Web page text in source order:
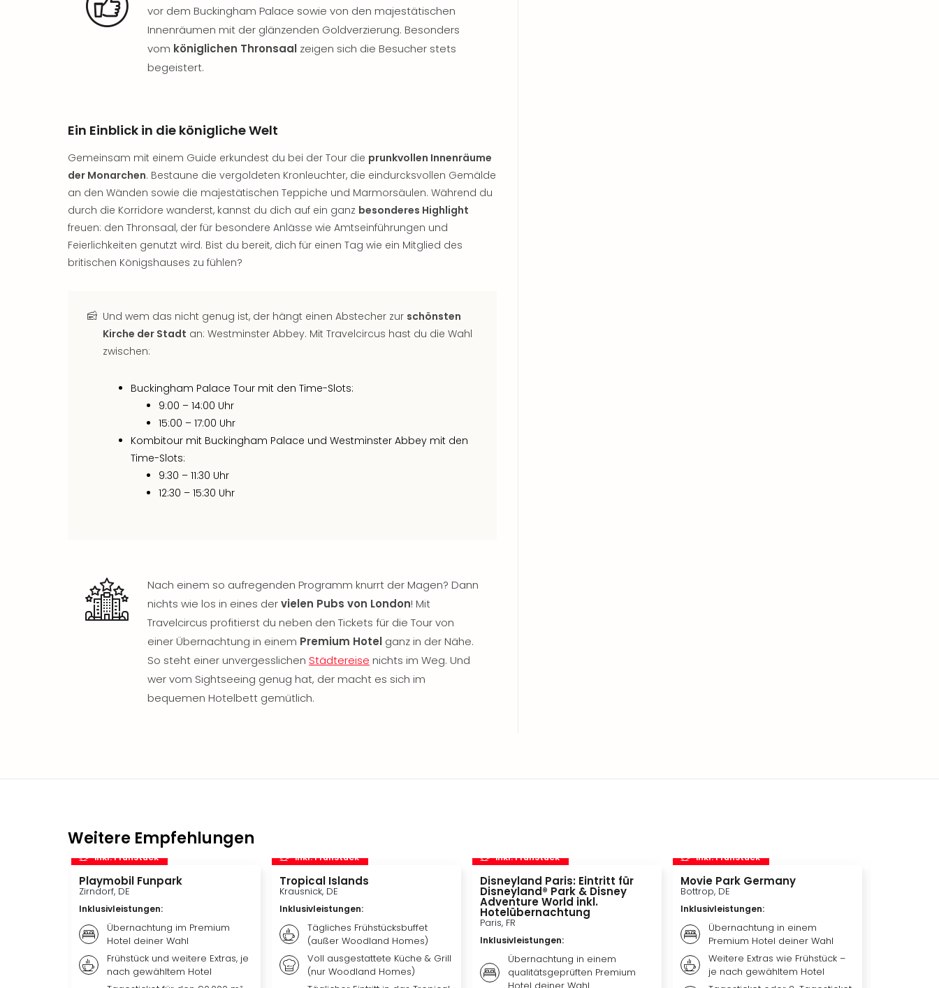
vor dem Buckingham Palace sowie von den majestätischen
Innenräumen mit der glänzenden Goldverzierung. Besonders
vom königlichen Thronsaal zeigen sich die Besucher stets
begeistert.
Ein Einblick in die königliche Welt
Gemeinsam mit einem Guide erkundest du bei der Tour die prunkvollen Innenräume
der Monarchen. Bestaune die vergoldeten Kronleuchter, die eindurcksvollen Gemälde
an den Wänden sowie die majestätischen Teppiche und Marmorsäulen. Während du
durch die Korridore wanderst, kannst du dich auf ein ganz besonderes Highlight
freuen: den Thronsaal, der für besondere Anlässe wie Amtseinführungen und
Feierlichkeiten genutzt wird. Bist du bereit, dich für einen Tag wie ein Mitglied des
britischen Königshauses zu fühlen?
Und wem das nicht genug ist, der hängt einen Abstecher zur schönsten
Kirche der Stadt an: Westminster Abbey. Mit Travelcircus hast du die Wahl
zwischen:
Buckingham Palace Tour mit den Time-Slots:
9:00 – 14:00 Uhr
15:00 – 17:00 Uhr
Kombitour mit Buckingham Palace und Westminster Abbey mit den
Time-Slots:
9:30 – 11:30 Uhr
12:30 – 15:30 Uhr
Nach einem so aufregenden Programm knurrt der Magen? Dann
nichts wie los in eines dervielen Pubs von London! Mit
Travelcircus profitierst du neben den Tickets für die Tour von
einer Übernachtung in einem Premium Hotel ganz in der Nähe.
So steht einer unvergesslichen Städtereise nichts im Weg. Und
wer vom Sightseeing genug hat, der macht es sich im
bequemen Hotelbett gemütlich.
Weitere Empfehlungen
inkl. Frühstück
Playmobil Funpark
Zirndorf, DE
Inklusivleistungen:
Übernachtung im Premium
Hotel deiner Wahl
Frühstück und weitere Extras, je
nach gewähltem Hotel
inkl. Frühstück
Tropical Islands
Krausnick, DE
Inklusivleistungen:
Tägliches Frühstücksbuffet
(außer Woodland Homes)
Voll ausgestattete Küche & Grill
(nur Woodland Homes)
inkl. Frühstück
Disneyland Paris: Eintritt für
Disneyland® Park & Disney
Adventure World inkl.
Hotelübernachtung
Paris, FR
Inklusivleistungen:
Übernachtung in einem
qualitätsgeprüften Premium
inkl. Frühstück
Movie Park Germany
Bottrop, DE
Inklusivleistungen:
Übernachtung in einem
Premium Hotel deiner Wahl
Weitere Extras wie Frühstück –
je nach gewähltem Hotel